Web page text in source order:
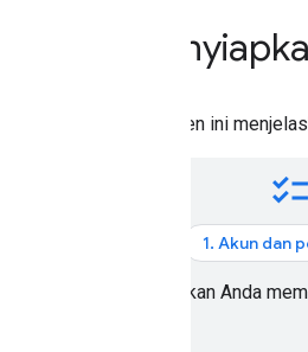
Dokumen ini
checklist
1. Akun dan
Pastikan Anda